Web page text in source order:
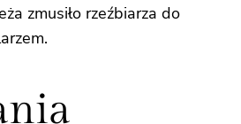
zmusiło rzeźbiarza do